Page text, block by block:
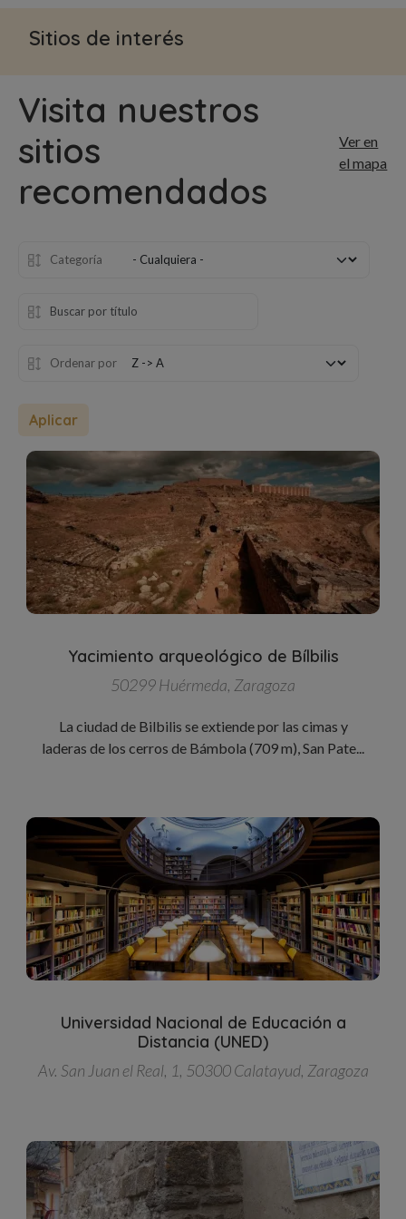
Sitios de interés
Visita nuestros
sitios
recomendados
Ver en
el mapa
Categoría
Ordenar por
Yacimiento arqueológico de Bílbilis
50299 Huérmeda, Zaragoza
La ciudad de Bilbilis se extiende por las cimas y
laderas de los cerros de Bámbola (709 m), San Pate...
Universidad Nacional de Educación a
Distancia (UNED)
Av. San Juan el Real, 1, 50300 Calatayud, Zaragoza